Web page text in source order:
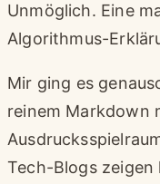
Unmöglich. Eine
Algorithmus-
Mir ging es
reinem Markdown
Tech-Blogs